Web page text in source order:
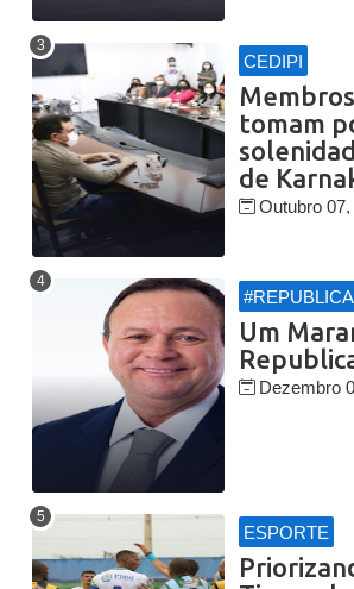
CEDIPI
tomam
de
Outubro 07,
Um
Dezembro
ESPORTE